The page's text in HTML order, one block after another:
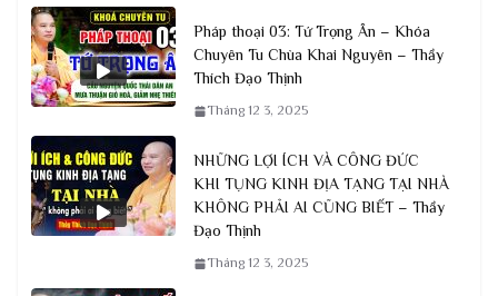
Pháp thoại 03: Tứ Trọng Ân – Khóa
Chuyên Tu Chùa Khai Nguyên – Thầy
Thích Đạo Thịnh
Tháng 12 3, 2025
NHỮNG LỢI ÍCH VÀ CÔNG ĐỨC
KHI TỤNG KINH ĐỊA TẠNG TẠI NHÀ
KHÔNG PHẢI AI CŨNG BIẾT – Thầy
Đạo Thịnh
Tháng 12 3, 2025